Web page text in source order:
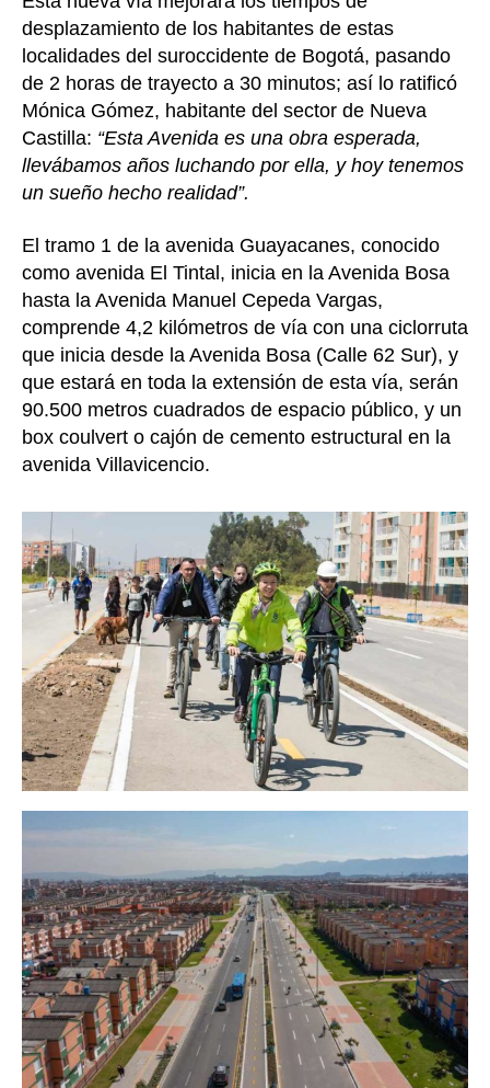
desplazamiento de los habitantes de estas
localidades del suroccidente de Bogotá, pasando
de 2 horas de trayecto a 30 minutos; así lo ratificó
Mónica Gómez, habitante del sector de Nueva
Castilla: “Esta Avenida es una obra esperada,
llevábamos años luchando por ella, y hoy tenemos
un sueño hecho realidad”.
El tramo 1 de la avenida Guayacanes, conocido
como avenida El Tintal, inicia en la Avenida Bosa
hasta la Avenida Manuel Cepeda Vargas,
comprende 4,2 kilómetros de vía con una ciclorruta
que inicia desde la Avenida Bosa (Calle 62 Sur), y
que estará en toda la extensión de esta vía, serán
90.500 metros cuadrados de espacio público, y un
box coulvert o cajón de cemento estructural en la
avenida Villavicencio.